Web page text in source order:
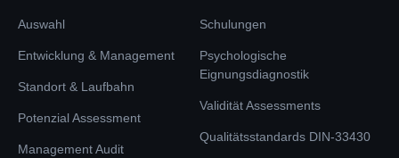
Auswahl
Entwicklung & Management
Standort & Laufbahn
Potenzial Assessment
Management Audit
Schulungen
Psychologische
Eignungsdiagnostik
Validität Assessments
Qualitätsstandards DIN-33430